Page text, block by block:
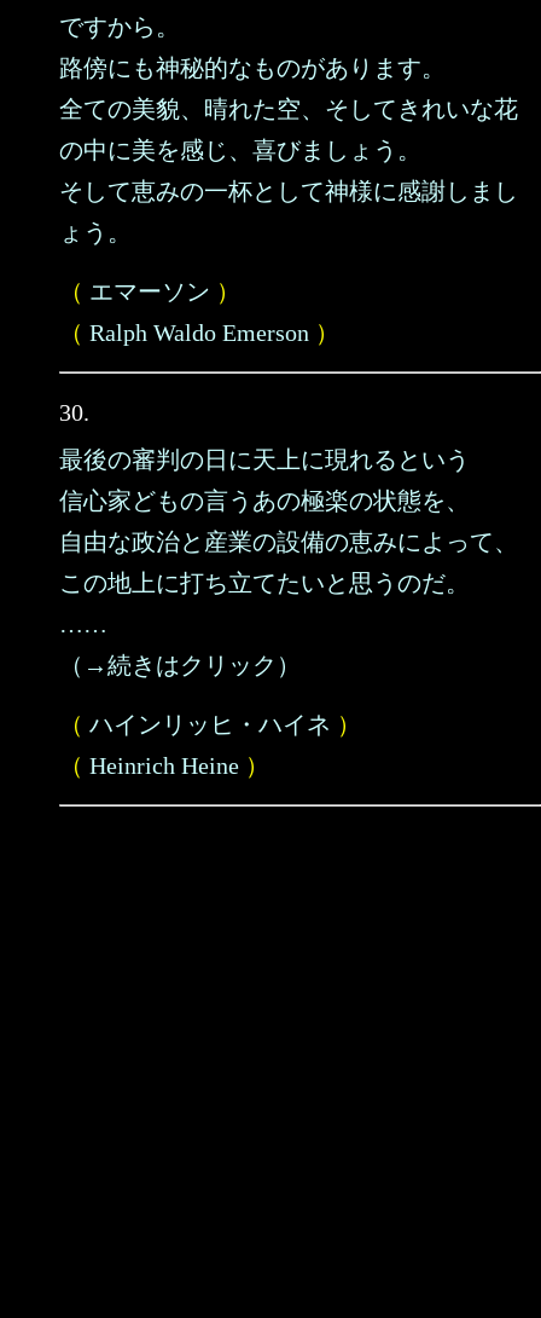
ですから。
路傍にも神秘的なものがあります。
全ての美貌、晴れた空、そしてきれいな花
の中に美を感じ、喜びましょう。
そして恵みの一杯として神様に感謝しまし
ょう。
（ エマーソン ）
（ Ralph Waldo Emerson ）
30.
最後の審判の日に天上に現れるという
信心家どもの言うあの極楽の状態を、
自由な政治と産業の設備の恵みによって、
この地上に打ち立てたいと思うのだ。
……
（→続きはクリック）
（ ハインリッヒ・ハイネ ）
（ Heinrich Heine ）